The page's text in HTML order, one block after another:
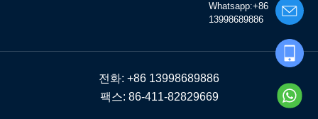
Whatsapp:+86
13998689886
전화: +86 13998689886
팩스: 86-411-82829669